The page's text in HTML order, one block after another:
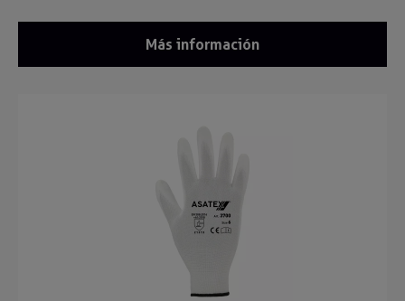
Más información